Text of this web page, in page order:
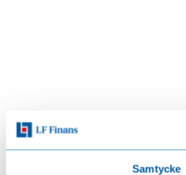
Samtycke